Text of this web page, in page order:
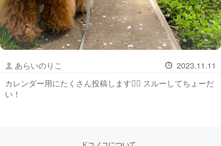
あらいのりこ
2023.11.11
カレンダー用にたくさん投稿します🙇‍♀️ スルーしてちょーだ
い！